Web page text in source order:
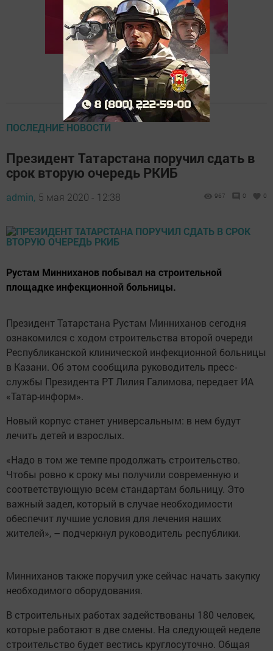
ПОСЛЕДНИЕ НОВОСТИ
Президент Татарстана поручил сдать в
срок вторую очередь РКИБ
admin, 5 мая 2020 - 12:38 967 0 0
Рустам Минниханов побывал на строительной
площадке инфекционной больницы.
Президент Татарстана Рустам Минниханов сегодня
ознакомился с ходом строительства второй очереди
Республиканской клинической инфекционной больницы
в Казани. Об этом сообщила руководитель пресс-
службы Президента РТ Лилия Галимова, передает ИА
«Татар-информ».
Новый корпус станет универсальным: в нем будут
лечить детей и взрослых.
«Надо в том же темпе продолжать строительство.
Чтобы ровно к сроку мы получили современную и
соответствующую всем стандартам больницу. Это
важный задел, который в случае необходимости
обеспечит лучшие условия для лечения наших
жителей», – подчеркнул руководитель республики.
Минниханов также поручил уже сейчас начать закупку
необходимого оборудования.
В строительных работах задействованы 180 человек,
которые работают в две смены. На следующей неделе
строительство будет вестись круглосуточно. Общая